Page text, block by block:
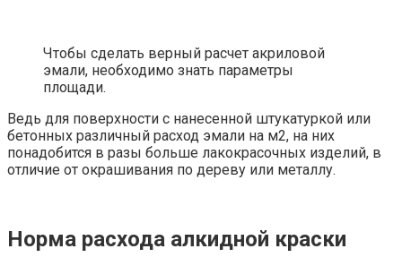
Чтобы сделать верный расчет акриловой
эмали, необходимо знать параметры
площади.
Ведь для поверхности с нанесенной штукатуркой или
бетонных различный расход эмали на м2, на них
понадобится в разы больше лакокрасочных изделий, в
отличие от окрашивания по дереву или металлу.
Норма расхода алкидной краски